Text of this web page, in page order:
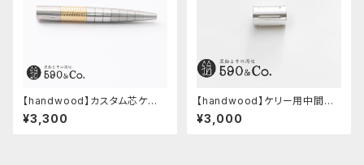
【handwood】カスタム芯ケー
ス・中間パーツ有り/Enjoy free
ly (ステンレス)
¥3,300
【handwood】ケリー用中間パ
ーツ/カスタムグリップ (縦溝/超
超ジュラルミン)
¥3,000